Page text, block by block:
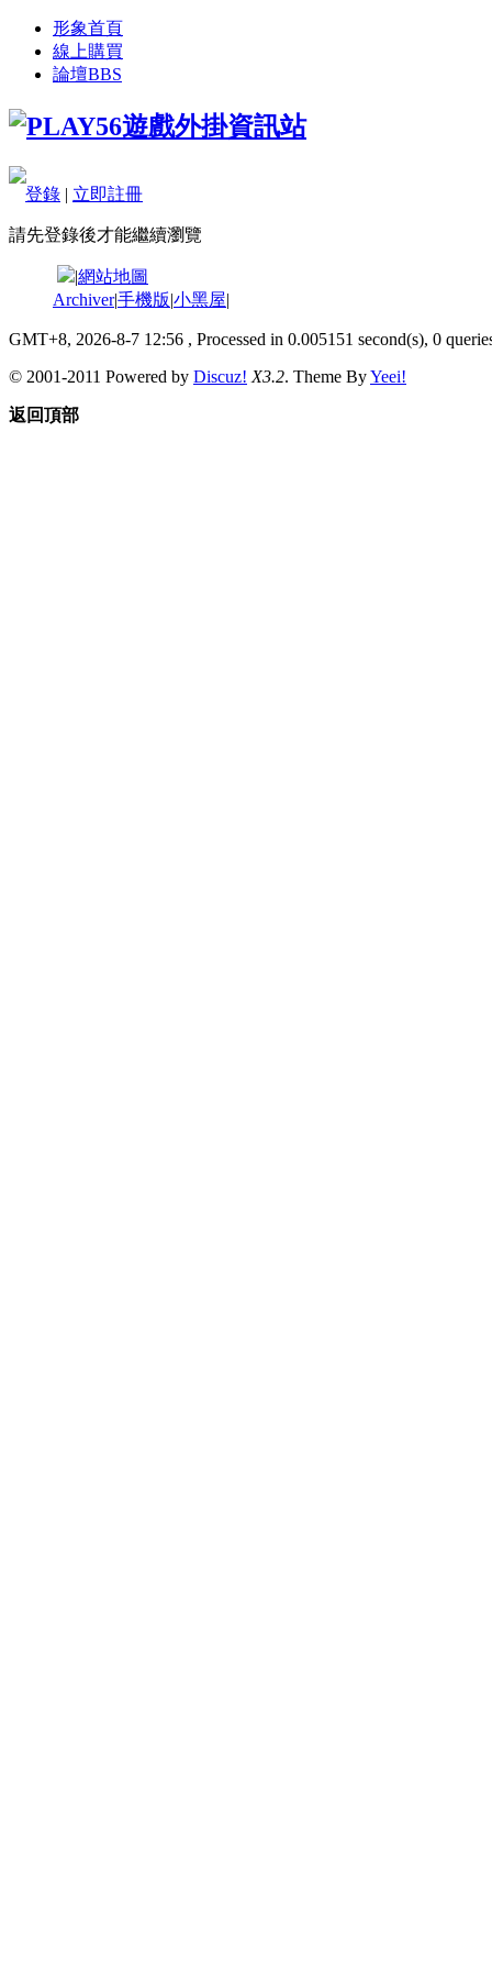
形象首頁
線上購買
論壇BBS
登錄 | 立即註冊
請先登錄後才能繼續瀏覽
|網站地圖
Archiver|手機版|小黑屋|
GMT+8, 2026-8-7 12:56 , Processed in 0.005151 second(s), 0
© 2001-2011 Powered by Discuz! X3.2. Theme ByYeei!
返回頂部